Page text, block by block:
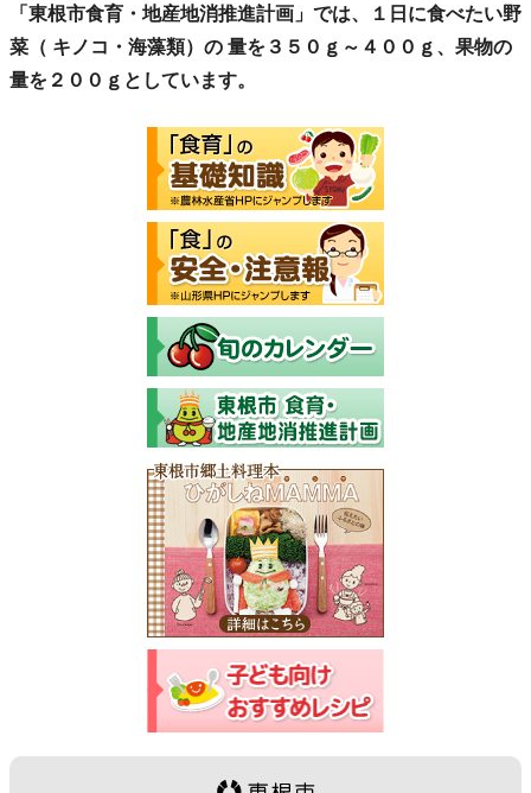
「東根市食育・地産地消推進計画」では、１日に食べたい野
菜（ キノコ・海藻類）の 量を３５０ｇ～４００ｇ、 果物の
量を２００ｇ としています。